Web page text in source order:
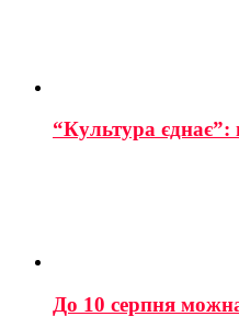
“Культура єднає”:
До 10 серпня